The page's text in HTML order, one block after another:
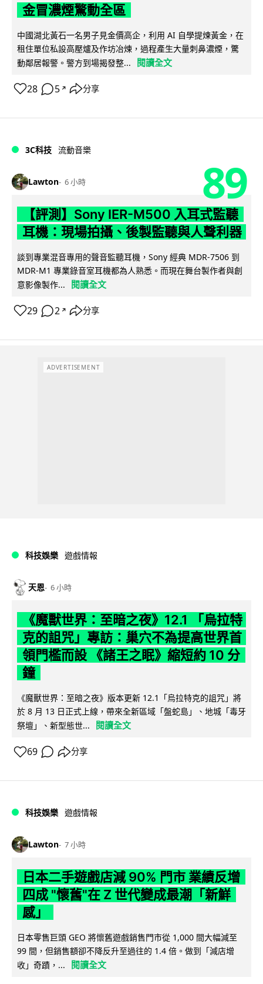
金冒濃煙驚動全區
中國湖北黃石一名男子見金價高企，利用 AI 自學提煉黃金，在
租住單位私設高壓爐及作坊冶煉，過程產生大量刺鼻濃煙，驚
動鄰居報警。警方到場揭發整...
閱讀全文
28 5 ↗ 分享
3C科技 流動音樂
Lawton 6 小時 89
【評測】Sony IER-M500 入耳式監聽
耳機：現場拍攝、後製監聽與人聲利器
談到專業混音專用的聲音監聽耳機，Sony 經典 MDR-7506 到
MDR-M1 專業錄音室耳機都為人熟悉。而現在舞台製作者與創
意影像製作...
閱讀全文
29 2 ↗ 分享
ADVERTISEMENT
科技娛樂 遊戲情報
天恩 6 小時
《魔獸世界：至暗之夜》12.1 「烏拉特
克的詛咒」專訪：巢穴不為提高世界首
領門檻而設 《諸王之眠》縮短約 10 分
鐘
《魔獸世界：至暗之夜》版本更新 12.1「烏拉特克的詛咒」將
於 8 月 13 日正式上線，帶來全新區域「盤蛇島」、地城「毒牙
祭壇」、新型態世...
閱讀全文
69 分享
科技娛樂 遊戲情報
Lawton 7 小時
日本二手遊戲店減 90% 門市 業績反增
四成 "懷舊"在 Z 世代變成最潮「新鮮
感」
日本零售巨頭 GEO 將懷舊遊戲銷售門市從 1,000 間大幅減至
99 間，但銷售額卻不降反升至過往的 1.4 倍。做到「減店增
收」奇蹟，...
閱讀全文